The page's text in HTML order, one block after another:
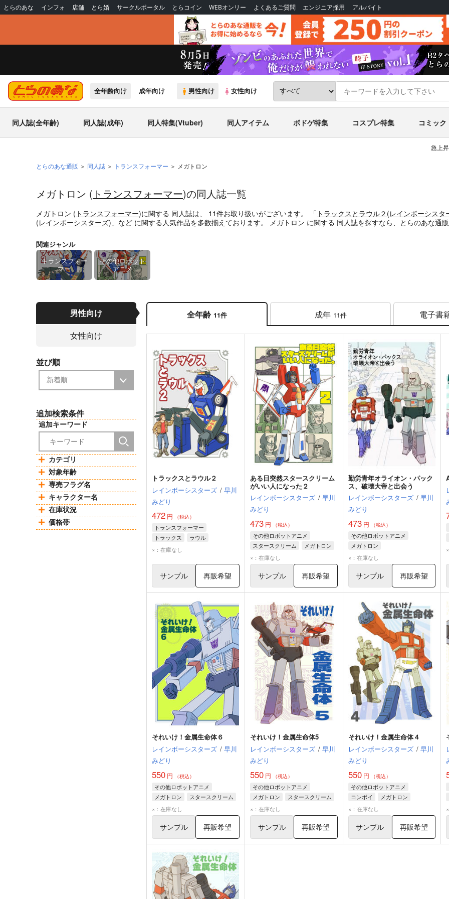
とらのあな インフォ 店舗 とら婚 サークルポータル とらコイン WEBオンリー よくあるご質問 エンジニア採用 アルバイト
全年齢向け 成年向け 男性向け 女性向け
同人誌(全年齢) 同人誌(成年) 同人特集(Vtuber) 同人アイテム ボドゲ特集 コスプレ特集 コミッ
急上
とらのあな通販 同人誌 トランスフォーマー メガトロン
メガトロン ( トランスフォーマー)の同人誌一覧
メガトロン ( トランスフォーマー)に関する 同人誌は、 11件お取り扱いがございます。 「 トラックスとラウル２ (レインボーシスタ
(レインボーシスターズ)」 など に関する人気作品を多数揃えております。 メガトロン に関する 同人誌を探すなら、とらのあな通
関連ジャンル
トランスフォー
マー
その他ロボット
アニメ
男性向け
女性向け
並び順
追加検索条件
追加キーワード
カテゴリ
対象年齢
専売フラグ名
キャラクター名
在庫状況
価格帯
全年齢 11件 成年 11件 電子書
トラックスとラウル２
レインボーシスターズ / 早川
みどり
472 円 （税込）
トランスフォーマー
トラックス
ラウル
メガトロン
×：在庫なし
サンプル 再販希望
ある日突然スタースクリーム
がいい人になった２
レインボーシスターズ / 早川
みどり
473円 （税込）
その他ロボットアニメ
スタースクリーム
メガトロン
レーザーウェーブ
×：在庫なし
サンプル 再販希望
勤労青年オライオン・パック
ス、破壊大帝と出会う
レインボーシスターズ / 早川
みどり
473円 （税込）
その他ロボットアニメ
メガトロン
オライオン・パックス
スタースクリーム
×：在庫なし
サンプル 再販希望
それいけ！金属生命体６
レインボーシスターズ / 早川
みどり
550 円 （税込）
その他ロボットアニメ
メガトロン
スタースクリーム
コンボイ
×：在庫なし
サンプル 再販希望
それいけ！金属生命体5
レインボーシスターズ / 早川
みどり
550円 （税込）
その他ロボットアニメ
メガトロン
スタースクリーム
コンボイ
×：在庫なし
サンプル 再販希望
それいけ！金属生命体４
レインボーシスターズ / 早川
みどり
550円 （税込）
その他ロボットアニメ
コンボイ
メガトロン
スタースクリーム
×：在庫なし
サンプル 再販希望